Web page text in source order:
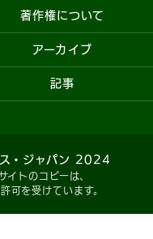
著作権について
アーカイブ
記事
・ジャパン 2024
イトのコピーは、
可を受けています。